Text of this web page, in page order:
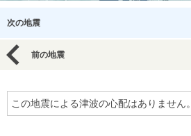
次の地震
前の地震
この地震による津波の心配はありません。